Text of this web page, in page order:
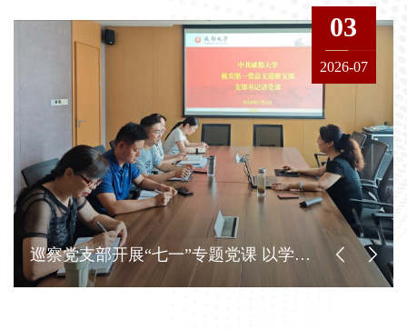
03
2026-07
巡察党支部开展“七一”专题党课 以学促干赋能巡察工作高质量发展